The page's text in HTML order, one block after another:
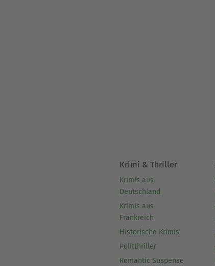
Krimi & Thriller
Krimis aus
Deutschland
Krimis aus
Frankreich
Historische Krimis
Politthriller
Romantic Suspense